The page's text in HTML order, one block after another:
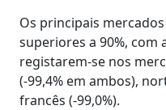
Os principais
superiores a 90%, com
registarem-se nos
(-99,4% em ambos),
francês (-99,0%).